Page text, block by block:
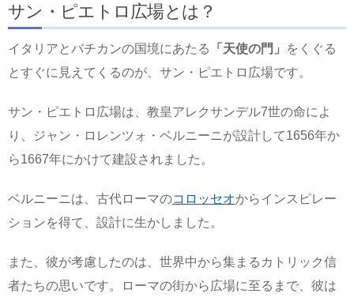
サン・ピエトロ広場とは？
イタリアとバチカンの国境にあたる 「天使の門」
をくぐる
とすぐに見えてくるのが、サン・ピエトロ広場です。
サン・ピエトロ広場は、教皇アレクサンデル7世の命によ
り、ジャン・ロレンツォ・ベルニーニが設計して1656年か
ら1667年にかけて建設されました。
ベルニーニは、古代ローマのコロッセオからインスピレー
ションを得て、設計に生かしました。
また、彼が考慮したのは、世界中から集まるカトリック信
者たちの思いです。ローマの街から広場に至るまで、彼は